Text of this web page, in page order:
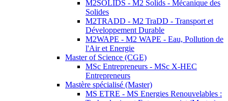
M2SOLIDS - M2 Solids - Mécanique des
Solides
M2TRADD - M2 TraDD - Transport et
Développement Durable
M2WAPE - M2 WAPE - Eau, Pollution de
l'Air et Energie
Master of Science (CGE)
MSc Entrepreneurs - MSc X-HEC
Entrepreneurs
Mastère spécialisé (Master)
MS ETRE - MS Energies Renouvelables :